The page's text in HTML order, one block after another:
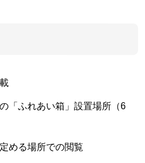
「ふれあい箱」設置場所（6
める場所での閲覧